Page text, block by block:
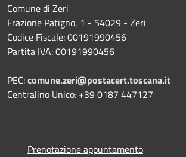
Comune di Zeri
Frazione Patigno, 1 - 54029 - Zeri
Codice Fiscale: 00191990456
Partita IVA: 00191990456
PEC:comune.zeri@postacert.toscana.it
Centralino Unico: +39 0187 447127
Prenotazione appuntamento